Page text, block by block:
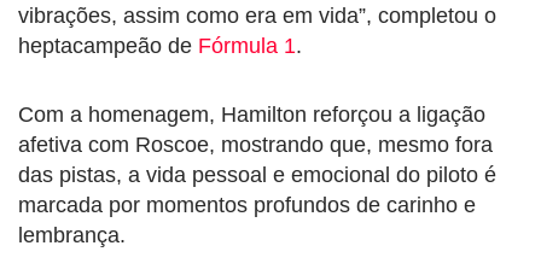
vibrações, assim como era em vida”, completou o
heptacampeão de Fórmula 1.
Com a homenagem, Hamilton reforçou a ligação
afetiva com Roscoe, mostrando que, mesmo fora
das pistas, a vida pessoal e emocional do piloto é
marcada por momentos profundos de carinho e
lembrança.